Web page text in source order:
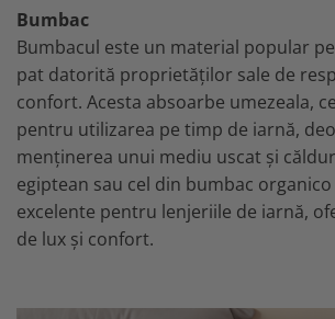
Suport pentru Infasat
Scutece
Set Pilota si Perna
Set Paturica si Perna
Set Cuverturi si Pernute
Roz
Bumbac
Bumbacul este un material popular
pat datorită proprietăților sale de
confort. Acesta absoarbe umezeala,
pentru utilizarea pe timp de iarnă,
menținerea unui mediu uscat și
egiptean sau cel din bumbac
excelente pentru lenjeriile de iarnă,
de lux și confort.